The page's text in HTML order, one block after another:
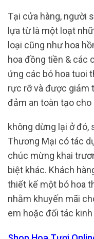
Tại cửa hàng, người
lựa từ là một loạt
loại cũng như hoa
hoa đồng tiền & các
ứng các bó hoa tuoi
rực rỡ và được giảm
đảm an toàn tạo
không dừng lại ở đó,
Thương Mại có tác
chúc mừng khai
biệt khác. Khách
thiết kế một bó hoa
nhằm khuyến mãi
em hoặc đối tác kinh